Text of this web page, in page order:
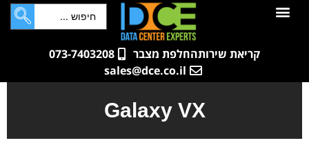
לתוכן
קריאת שירותהחלפת מצבר
073-7403208
sales@dce.co.il
Galaxy VX